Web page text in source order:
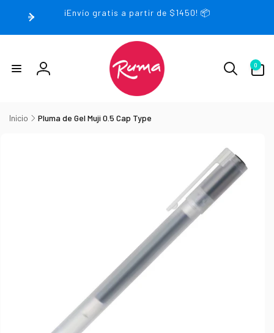
¡Envío gratis a partir de $1450! 📦
Iniciar
0
artículos
Inicio Pluma de Gel Muji 0.5 Cap Type